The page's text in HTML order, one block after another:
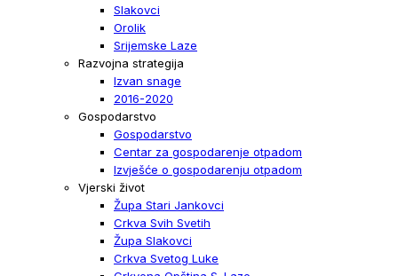
Slakovci
Orolik
Srijemske Laze
Razvojna strategija
Izvan snage
2016-2020
Gospodarstvo
Gospodarstvo
Centar za gospodarenje otpadom
Izvješće o gospodarenju otpadom
Vjerski život
Župa Stari Jankovci
Crkva Svih Svetih
Župa Slakovci
Crkva Svetog Luke